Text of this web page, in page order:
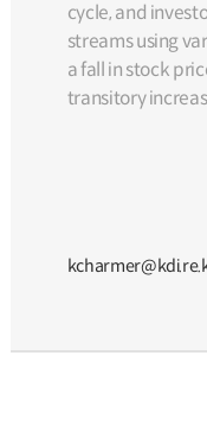
cycle, and
streams using
a fall in stock
transitory